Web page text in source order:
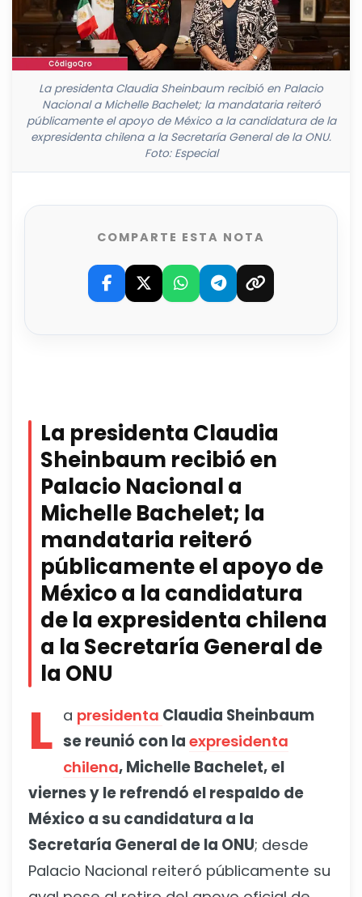
La presidenta Claudia Sheinbaum recibió en Palacio
Nacional a Michelle Bachelet; la mandataria reiteró
públicamente el apoyo de México a la candidatura de la
expresidenta chilena a la Secretaría General de la ONU.
Foto: Especial
COMPARTE ESTA NOTA
La presidenta Claudia
Sheinbaum recibió en
Palacio Nacional a
Michelle Bachelet; la
mandataria reiteró
públicamente el apoyo de
México a la candidatura
de la expresidenta chilena
a la Secretaría General de
la ONU
L a presidenta Claudia Sheinbaum
se reunió con la expresidenta
chilena, Michelle Bachelet, el
viernes y le refrendó el respaldo de
México a su candidatura a la
Secretaría General de la ONU; desde
Palacio Nacional reiteró públicamente su